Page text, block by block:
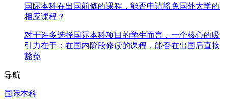
国际本科在出国前修的课程，能否申请豁免国外大学的
相应课程？
对于许多选择国际本科项目的学生而言，一个核心的吸
引力在于：在国内阶段修读的课程，能否在出国后直接
豁免
导航
国际本科